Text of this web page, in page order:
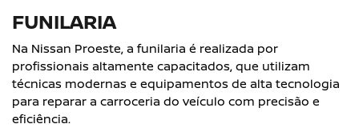
FUNILARIA
Na Nissan Proeste, a funilaria é realizada por
profissionais altamente capacitados, que utilizam
técnicas modernas e equipamentos de alta tecnologia
para reparar a carroceria do veículo com precisão e
eficiência.